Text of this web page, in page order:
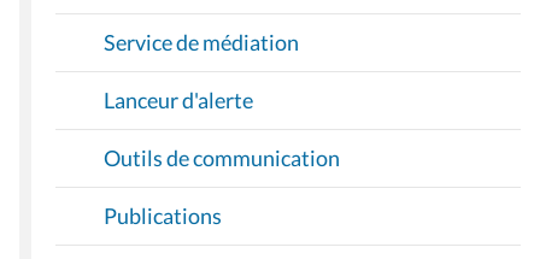
Service de médiation
Lanceur d'alerte
Outils de communication
Publications